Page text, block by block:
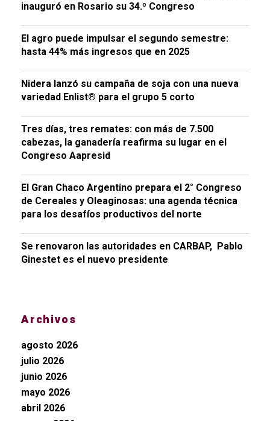
inauguró en Rosario su 34.º Congreso
El agro puede impulsar el segundo semestre:
hasta 44% más ingresos que en 2025
Nidera lanzó su campaña de soja con una nueva
variedad Enlist® para el grupo 5 corto
Tres días, tres remates: con más de 7.500
cabezas, la ganadería reafirma su lugar en el
Congreso Aapresid
El Gran Chaco Argentino prepara el 2° Congreso
de Cereales y Oleaginosas: una agenda técnica
para los desafíos productivos del norte
Se renovaron las autoridades en CARBAP, Pablo
Ginestet es el nuevo presidente
Archivos
agosto 2026
julio 2026
junio 2026
mayo 2026
abril 2026